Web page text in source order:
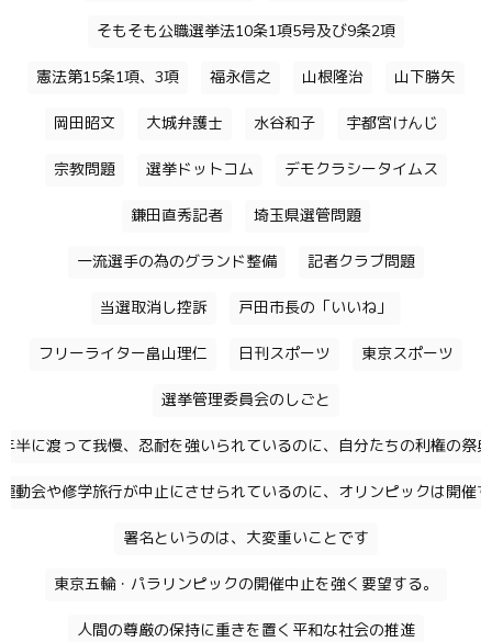
そもそも公職選挙法10条1項5号及び9条2項
憲法第15条1項、3項 福永信之 山根隆治 山下勝矢
岡田昭文 大城弁護士 水谷和子 宇都宮けんじ
宗教問題 選挙ドットコム デモクラシータイムス
鎌田直秀記者 埼玉県選管問題
一流選手の為のグランド整備 記者クラブ問題
当選取消し控訴 戸田市長の「いいね」
フリーライター畠山理仁 日刊スポーツ 東京スポーツ
選挙管理委員会のしごと
半に渡って我慢、忍耐を強いられているのに、自分たちの利権の祭
動会や修学旅行が中止にさせられているのに、オリンピックは開催
署名というのは、大変重いことです
東京五輪・パラリンピックの開催中止を強く要望する。
人間の尊厳の保持に重きを置く平和な社会の推進